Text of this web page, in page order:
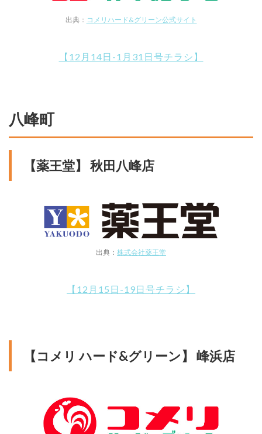
出典： コメリハード&グリーン公式サイト
【12月14日-1月31日号チラシ】
八峰町
【薬王堂】 秋田八峰店
出典： 株式会社薬王堂
【12月15日-19日号チラシ】
【コメリ ハード&グリーン】 峰浜店